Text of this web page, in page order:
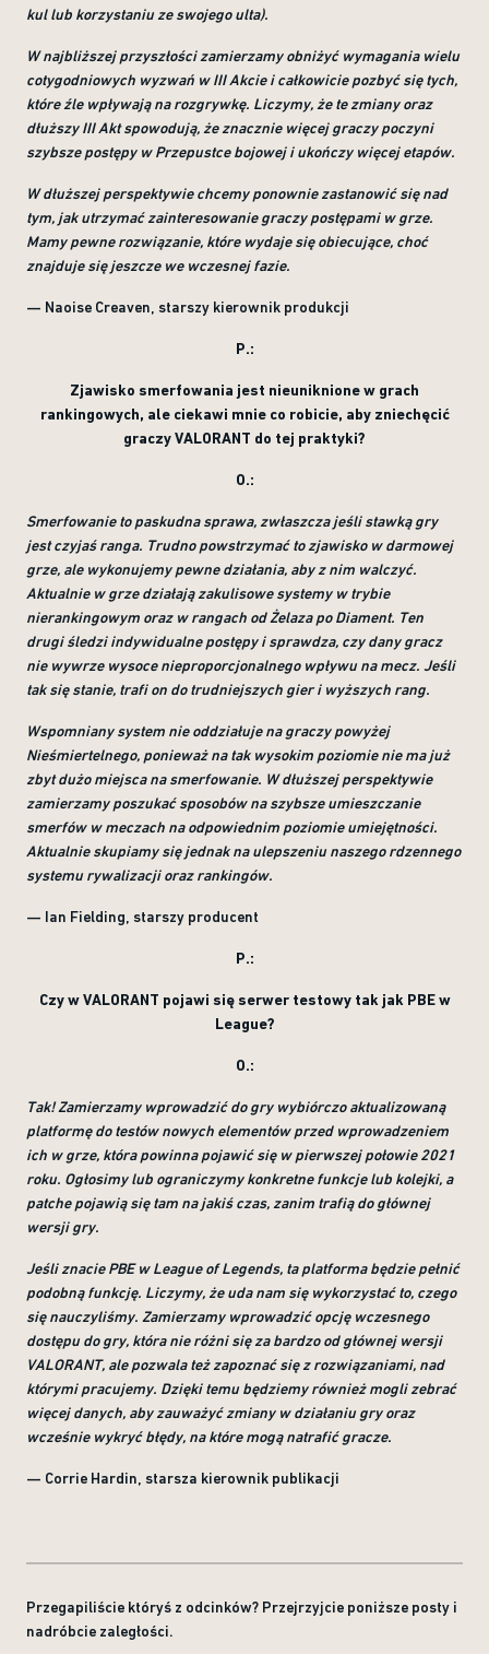
kul lub korzystaniu ze swojego ulta).
W najbliższej przyszłości zamierzamy obniżyć wymagania wielu
cotygodniowych wyzwań w III Akcie i całkowicie pozbyć się tych,
które źle wpływają na rozgrywkę. Liczymy, że te zmiany oraz
dłuższy III Akt spowodują, że znacznie więcej graczy poczyni
szybsze postępy w Przepustce bojowej i ukończy więcej etapów.
W dłuższej perspektywie chcemy ponownie zastanowić się nad
tym, jak utrzymać zainteresowanie graczy postępami w grze.
Mamy pewne rozwiązanie, które wydaje się obiecujące, choć
znajduje się jeszcze we wczesnej fazie.
— Naoise Creaven, starszy kierownik produkcji
P.:
Zjawisko smerfowania jest nieuniknione w grach
rankingowych, ale ciekawi mnie co robicie, aby zniechęcić
graczy VALORANT do tej praktyki?
O.:
Smerfowanie to paskudna sprawa, zwłaszcza jeśli stawką gry
jest czyjaś ranga. Trudno powstrzymać to zjawisko w darmowej
grze, ale wykonujemy pewne działania, aby z nim walczyć.
Aktualnie w grze działają zakulisowe systemy w trybie
nierankingowym oraz w rangach od Żelaza po Diament. Ten
drugi śledzi indywidualne postępy i sprawdza, czy dany gracz
nie wywrze wysoce nieproporcjonalnego wpływu na mecz. Jeśli
tak się stanie, trafi on do trudniejszych gier i wyższych rang.
Wspomniany system nie oddziałuje na graczy powyżej
Nieśmiertelnego, ponieważ na tak wysokim poziomie nie ma już
zbyt dużo miejsca na smerfowanie. W dłuższej perspektywie
zamierzamy poszukać sposobów na szybsze umieszczanie
smerfów w meczach na odpowiednim poziomie umiejętności.
Aktualnie skupiamy się jednak na ulepszeniu naszego rdzennego
systemu rywalizacji oraz rankingów.
— Ian Fielding, starszy producent
P.:
Czy w VALORANT pojawi się serwer testowy tak jak PBE w
League?
O.:
Tak! Zamierzamy wprowadzić do gry wybiórczo aktualizowaną
platformę do testów nowych elementów przed wprowadzeniem
ich w grze, która powinna pojawić się w pierwszej połowie 2021
roku. Ogłosimy lub ograniczymy konkretne funkcje lub kolejki, a
patche pojawią się tam na jakiś czas, zanim trafią do głównej
wersji gry.
Jeśli znacie PBE w League of Legends, ta platforma będzie pełnić
podobną funkcję. Liczymy, że uda nam się wykorzystać to, czego
się nauczyliśmy. Zamierzamy wprowadzić opcję wczesnego
dostępu do gry, która nie różni się za bardzo od głównej wersji
VALORANT, ale pozwala też zapoznać się z rozwiązaniami, nad
którymi pracujemy. Dzięki temu będziemy również mogli zebrać
więcej danych, aby zauważyć zmiany w działaniu gry oraz
wcześnie wykryć błędy, na które mogą natrafić gracze.
— Corrie Hardin, starsza kierownik publikacji
Przegapiliście któryś z odcinków? Przejrzyjcie poniższe posty i
nadróbcie zaległości.